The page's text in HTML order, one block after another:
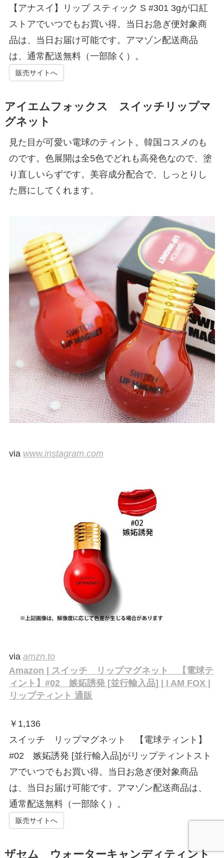
【アナスイ】リップ スティック S #301 3gが口紅
ストアでいつでもお買い得。当日お急ぎ便対象商
品は、当日お届け可能です。アマゾン配送商品
は、通常配送無料（一部除く）。
販売サイトへ
アイエムフォックス スイッチリップマ
グネット
見た目が可愛い電球のティント。韓国コスメのも
のです。色展開は全5色でどれも高発色なので、塗
り直しいらずです。美容成分配合で、しっとりし
た唇にしてくれます。
via www.instagram.com
via amzn.to
Amazon | スイッチ リップマグネット 【電球テ
ィント】#02 嫉妬誘発 [並行輸入品] | I AM FOX |
リップティント 通販
￥ 1,136
スイッチ リップマグネット 【電球ティント】
#02 嫉妬誘発 [並行輸入品]がリップティントスト
アでいつでもお買い得。当日お急ぎ便対象商品
は、当日お届け可能です。アマゾン配送商品は、
通常配送無料（一部除く）。
販売サイトへ
ザセム ウォーターキャンディティント